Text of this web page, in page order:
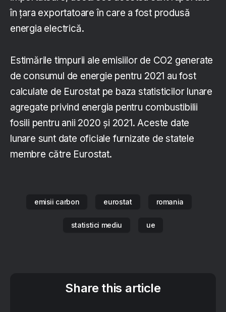
în țara exportatoare în care a fost produsă
energia electrică.
Estimările timpurii ale emisiilor de CO2 generate
de consumul de energie pentru 2021 au fost
calculate de Eurostat pe baza statisticilor lunare
agregate privind energia pentru combustibilii
fosili pentru anii 2020 și 2021. Aceste date
lunare sunt date oficiale furnizate de statele
membre către Eurostat.
emisii carbon eurostat romania
statistici mediu ue
Share this article